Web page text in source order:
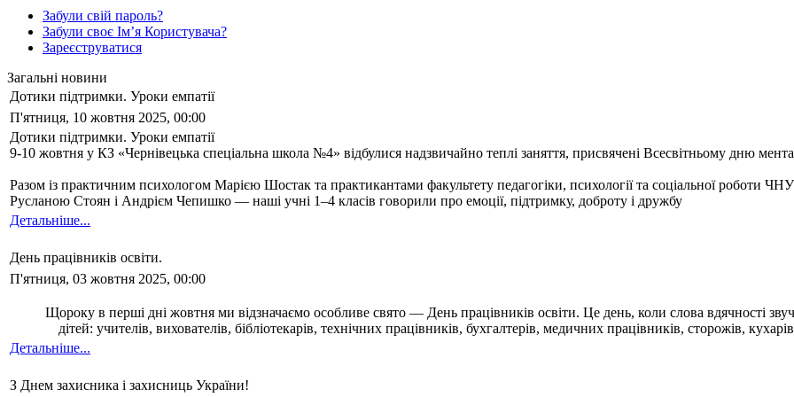
Забули свій пароль?
Забули своє Ім’я Користувача?
Зареєструватися
Загальні новини
Дотики підтримки. Уроки емпатії
П'ятниця, 10 жовтня 2025, 00:00
Дотики підтримки. Уроки емпатії
9-10 жовтня у КЗ «Чернівецька спеціальна школа №4» відбулися надзвичайно теплі заняття, присвячені Всесвітньому дню
Разом із практичним психологом Марією Шостак та практикантами факультету педагогіки, психології та соціальної роботи
Русланою Стоян і Андрієм Чепишко — наші учні 1–4 класів говорили про емоції, підтримку, доброту і дружбу
Детальніше...
День працівників освіти.
П'ятниця, 03 жовтня 2025, 00:00
Щороку в перші дні жовтня ми відзначаємо особливе свято — День працівників освіти. Це день, коли слова вдячності
дітей: учителів, вихователів, бібліотекарів, технічних працівників, бухгалтерів, медичних працівників, сторожів,
Детальніше...
З Днем захисника і захисниць України!